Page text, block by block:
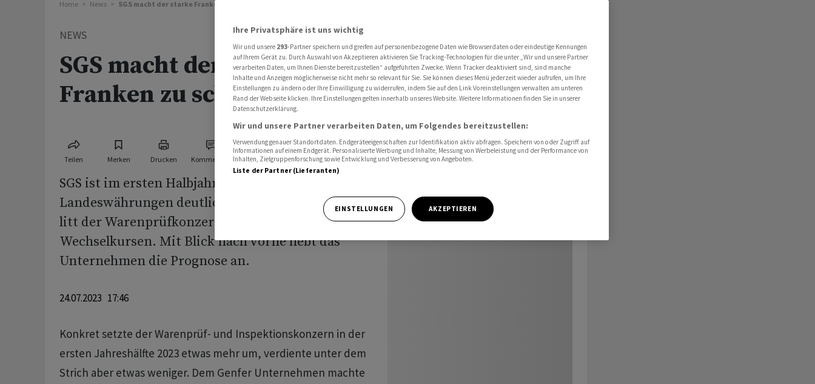
Home News SGS macht der starke Franken zu schaffen
NEWS
SGS macht der starke
Franken zu schaffen
Teilen Merken Drucken Kommentare
SGS ist im ersten Halbjahr 2023 in
Landeswährungen deutlich gewachsen. Allerdings
litt der Warenprüfkonzern unter ungünstigen
Wechselkursen. Mit Blick nach vorne hebt das
Unternehmen die Prognose an.
24.07.2023 17:46
Konkret setzte der Warenprüf- und Inspektionskonzern in der
ersten Jahreshälfte 2023 etwas mehr um, verdiente unter dem
Strich aber etwas weniger. Dem Genfer Unternehmen machte
Ihre Privatsphäre ist uns wichtig
Wir und unsere 293-Partner speichern und greifen auf personenbezogene Daten wie Browserdaten oder eindeutige Kennungen
auf Ihrem Gerät zu. Durch Auswahl von Akzeptieren aktivieren Sie Tracking-Technologien für die unter „Wir und unsere Partner
verarbeiten Daten, um Ihnen Dienste bereitzustellen“ aufgeführten Zwecke. Wenn Tracker deaktiviert sind, sind manche
Inhalte und Anzeigen möglicherweise nicht mehr so relevant für Sie. Sie können dieses Menü jederzeit wieder aufrufen, um Ihre
Einstellungen zu ändern oder Ihre Einwilligung zu widerrufen, indem Sie auf den Link Voreinstellungen verwalten am unteren
Rand der Webseite klicken. Ihre Einstellungen gelten innerhalb unseres Website. Weitere Informationen finden Sie in unserer
Datenschutzerklärung.
Wir und unsere Partner verarbeiten Daten, um Folgendes bereitzustellen:
Verwendung genauer Standortdaten. Endgeräteeigenschaften zur Identifikation aktiv abfragen. Speichern von oder Zugriff auf
Informationen auf einem Endgerät. Personalisierte Werbung und Inhalte, Messung von Werbeleistung und der Performance von
Inhalten, Zielgruppenforschung sowie Entwicklung und Verbesserung von Angeboten.
Liste der Partner (Lieferanten)
EINSTELLUNGEN AKZEPTIEREN